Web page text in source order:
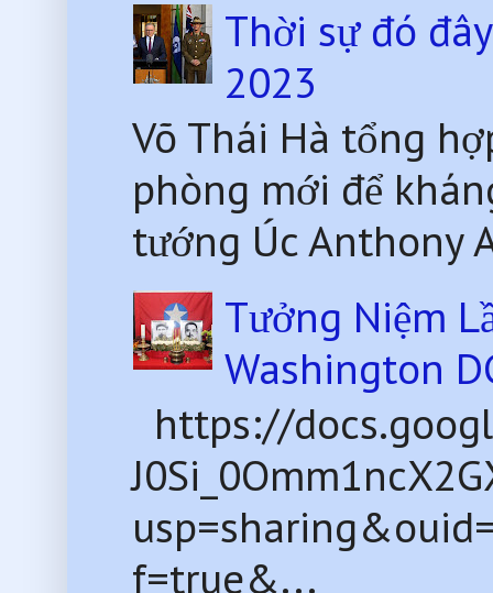
Thời sự đó
2023
Võ Thái Hà tổng
phòng mới để
tướng Úc Anthony
Tưởng Niệm
Washington
https://
f=true&...